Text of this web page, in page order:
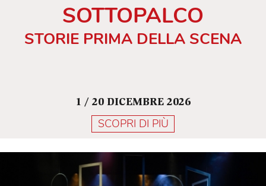
SOTTOPALCO
STORIE PRIMA DELLA SCENA
1 / 20 DICEMBRE 2026
SCOPRI DI PIÙ